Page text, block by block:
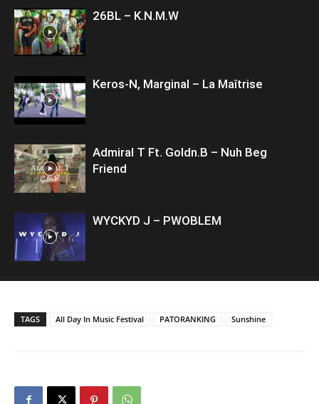
26BL – K.N.M.W
Keros-N, Marginal – La Maîtrise
Admiral T Ft. Goldn.B – Nuh Beg
Friend
WYCKYD J – PWOBLEM
TAGS All Day In Music Festival PATORANKING Sunshine